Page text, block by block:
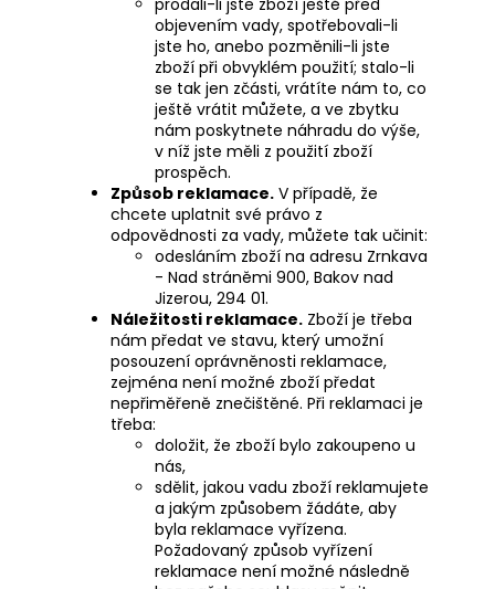
objevením vady, spotřebovali-li
jste ho, anebo pozměnili-li jste
zboží při obvyklém použití; stalo-li
se tak jen zčásti, vrátíte nám to, co
ještě vrátit můžete, a ve zbytku
nám poskytnete náhradu do výše,
v níž jste měli z použití zboží
prospěch.
Způsob reklamace. V případě, že
chcete uplatnit své právo z
odpovědnosti za vady, můžete tak učinit:
odesláním zboží na adresu Zrnkava
- Nad stráněmi 900, Bakov nad
Jizerou, 294 01.
Náležitosti reklamace. Zboží je třeba
nám předat ve stavu, který umožní
posouzení oprávněnosti reklamace,
zejména není možné zboží předat
nepřiměřeně znečištěné. Při reklamaci je
třeba:
doložit, že zboží bylo zakoupeno u
nás,
sdělit, jakou vadu zboží reklamujete
a jakým způsobem žádáte, aby
byla reklamace vyřízena.
Požadovaný způsob vyřízení
reklamace není možné následně